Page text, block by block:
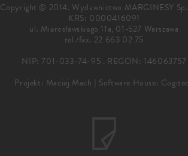
Copyright © 2014. Wydawnictwo MARGINESY Sp.
KRS: 0000416091
ul. Mierosławskiego 11a, 01-527 Warszawa
tel./fax. 22 663 02 75
NIP: 701-033-74-95 , REGON: 146063757
Projekt: Maciej Mach | Software House: